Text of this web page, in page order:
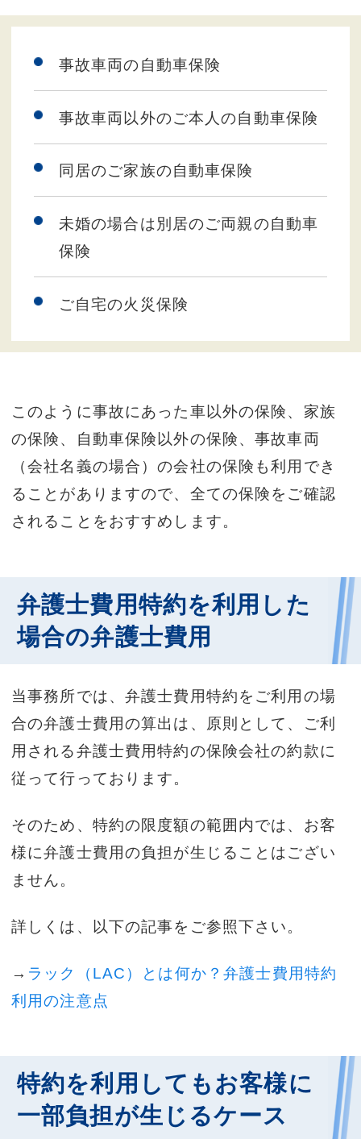
事故車両の自動車保険
事故車両以外のご本人の自動車保険
同居のご家族の自動車保険
未婚の場合は別居のご両親の自動車
保険
ご自宅の火災保険
このように事故にあった車以外の保険、家族
の保険、自動車保険以外の保険、事故車両
（会社名義の場合）の会社の保険も利用でき
ることがありますので、全ての保険をご確認
されることをおすすめします。
弁護士費用特約を利用した
場合の弁護士費用
当事務所では、弁護士費用特約をご利用の場
合の弁護士費用の算出は、原則として、ご利
用される弁護士費用特約の保険会社の約款に
従って行っております。
そのため、特約の限度額の範囲内では、お客
様に弁護士費用の負担が生じることはござい
ません。
詳しくは、以下の記事をご参照下さい。
→ ラック（LAC）とは何か？弁護士費用特約
利用の注意点
特約を利用してもお客様に
一部負担が生じるケース